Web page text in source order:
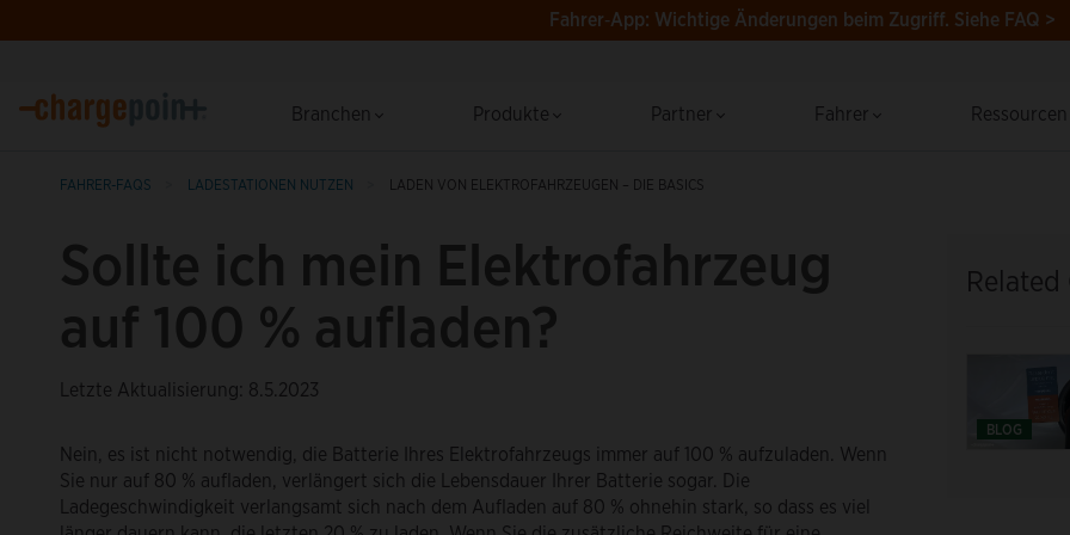
Fahrer‑App: Wichtige Änderungen beim Zugriff. Siehe FAQ >
Branchen Produkte Partner Fahrer
FAHRER-FAQS LADESTATIONEN NUTZEN LADEN VON ELEKTROFAHRZEUGEN – DIE BASICS
Sollte ich mein Elektrofahrzeug
auf 100 % aufladen?
Letzte Aktualisierung: 8.5.2023
Nein, es ist nicht notwendig, die Batterie Ihres Elektrofahrzeugs immer auf 100 % aufzuladen. Wenn
Sie nur auf 80 % aufladen, verlängert sich die Lebensdauer Ihrer Batterie sogar. Die
Ladegeschwindigkeit verlangsamt sich nach dem Aufladen auf 80 % ohnehin stark, so dass es viel
Related
BLOG